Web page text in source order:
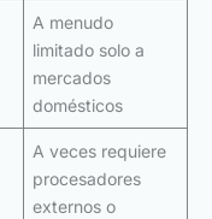
A menudo
limitado solo a
mercados
domésticos
A veces requiere
procesadores
externos o